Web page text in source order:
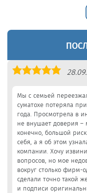
Оценка
Мы с семьей
суматохе потеряла
года. Просмотрела в
не внушает доверия –
конечно, большой
себя, а я об этом
компании. Хочу
вопросов, но мое
вокруг столько фирм-
сделали точно такой
и подписи